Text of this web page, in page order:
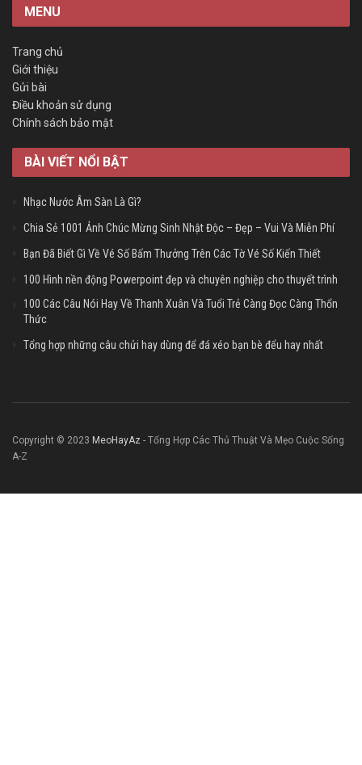
MENU
Trang chủ
Giới thiệu
Gửi bài
Điều khoản sử dụng
Chính sách bảo mật
BÀI VIẾT NỔI BẬT
Nhạc Nước Âm Sàn Là Gì?
Chia Sẻ 1001 Ảnh Chúc Mừng Sinh Nhật Độc – Đẹp – Vui Và Miễn Phí
Bạn Đã Biết Gì Về Vé Số Bấm Thưởng Trên Các Tờ Vé Số Kiến Thiết
100 Hình nền động Powerpoint đẹp và chuyên nghiệp cho thuyết trình
100 Các Câu Nói Hay Về Thanh Xuân Và Tuổi Trẻ Càng Đọc Càng Thổn
Thức
Tổng hợp những câu chửi hay dùng để đá xéo bạn bè đểu hay nhất
Copyright © 2023 MeoHayAz - Tổng Hợp Các Thủ Thuật Và Mẹo Cuộc Sống
A-Z